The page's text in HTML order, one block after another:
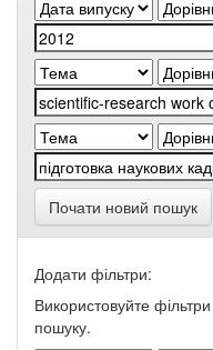
Почати новий пошук
Додати фільтри:
Використовуйте
пошуку.